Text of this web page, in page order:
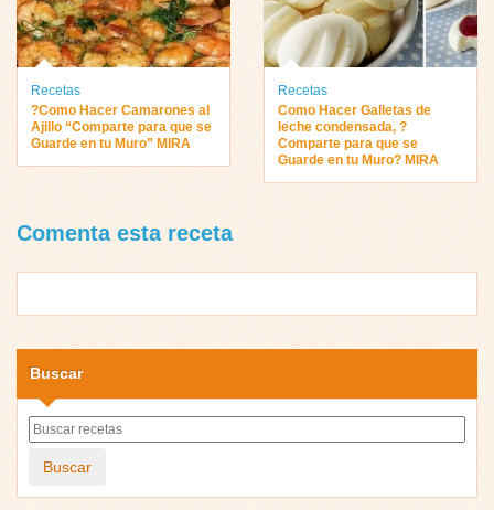
Recetas
?Como Hacer Camarones al
Ajillo “Comparte para que se
Guarde en tu Muro” MIRA
Recetas
Como Hacer Galletas de
leche condensada, ?
Comparte para que se
Guarde en tu Muro? MIRA
Comenta esta receta
Buscar
Buscar